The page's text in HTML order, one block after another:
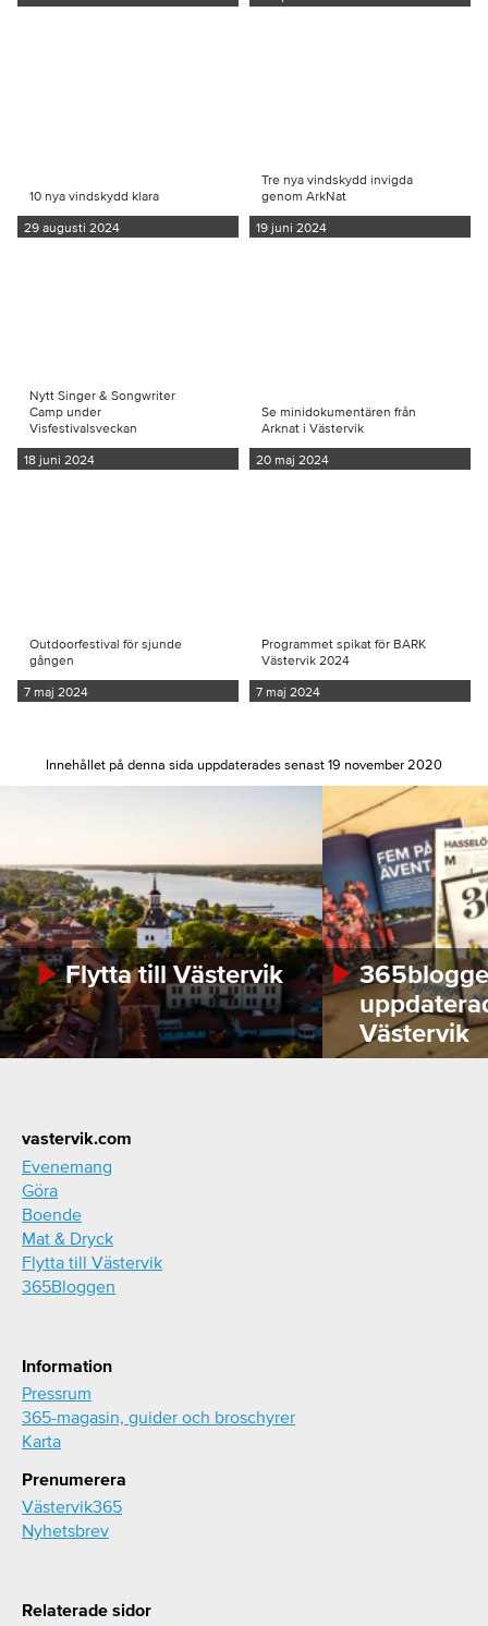
10 nya vindskydd klara
29 augusti 2024
Tre nya vindskydd invigda
genom ArkNat
19 juni 2024
Nytt Singer & Songwriter
Camp under
Visfestivalsveckan
18 juni 2024
Se minidokumentären från
Arknat i Västervik
20 maj 2024
Outdoorfestival för sjunde
gången
7 maj 2024
Programmet spikat för BARK
Västervik 2024
7 maj 2024
Innehållet på denna sida uppdaterades senast 19 november 2020
Flytta till Västervik
Västervik
Footer
vastervik.com
Evenemang
Göra
Boende
Mat & Dryck
Flytta till Västervik
365Bloggen
Information
Pressrum
365-magasin, guider och broschyrer
Karta
Prenumerera
Västervik365
Nyhetsbrev
Relaterade sidor